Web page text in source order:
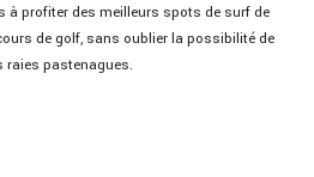
à profiter des meilleurs spots de surf de
de golf, sans oublier la possibilité de
raies pastenagues.